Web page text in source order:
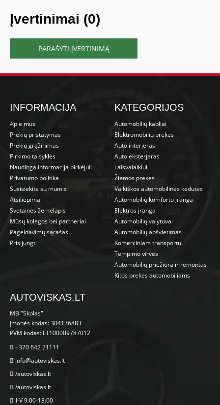
Įvertinimai (0)
PARAŠYTI ĮVERTINIMĄ
INFORMACIJA
Apie mus
Prekių pristatymas
Prekių grąžinimas
Pirkimo taisyklės
Naudinga informacija pirkėjui!
Privatumo politika
Susisiekite su mumis
Atsiliepimai
Svetainės žemėlapis
Mūsų kolegos bei partneriai
Pageidavimų sąrašas
Prisijungti
KATEGORIJOS
Automobilių kabliai
Elektromobilių prekės
Auto interjeras
Auto eksterjeras
Laisvalaikiui
Žiemos prekės
Vaikiškos automobilinės kėdutės
Automobilių komforto įranga
Elektros įranga
Automobilių valytuvai
Automobilių apšvietimas
Komerciniam transportui
Tempimo virvės
Automobilių priežiūra ir remontas
Kitos prekės automobiliams
AUTOVISKAS.LT
MB "Skolas"
Įmonės kodas: 304136883
PVM kodas: LT100009787012
+370 642 21111
info@autoviskas.lt
/autoviskas.lt
/autoviskas.lt
I-V 9:00-18:00